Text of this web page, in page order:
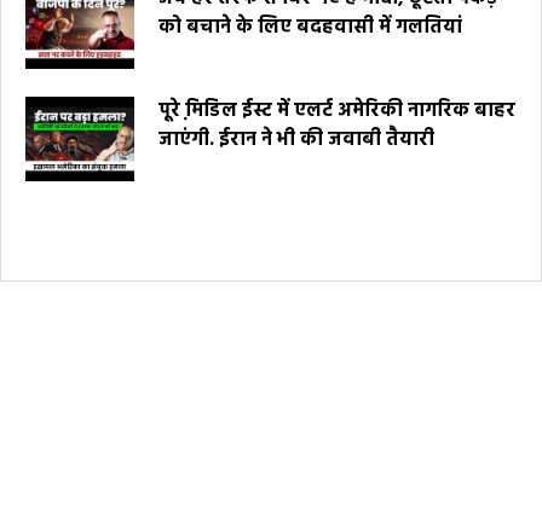
को बचाने के लिए बदहवासी में गलतियां
पूरे मि़डिल ईस्ट में एलर्ट अमेरिकी नागरिक बाहर
जाएंगी. ईरान ने भी की जवाबी तैयारी